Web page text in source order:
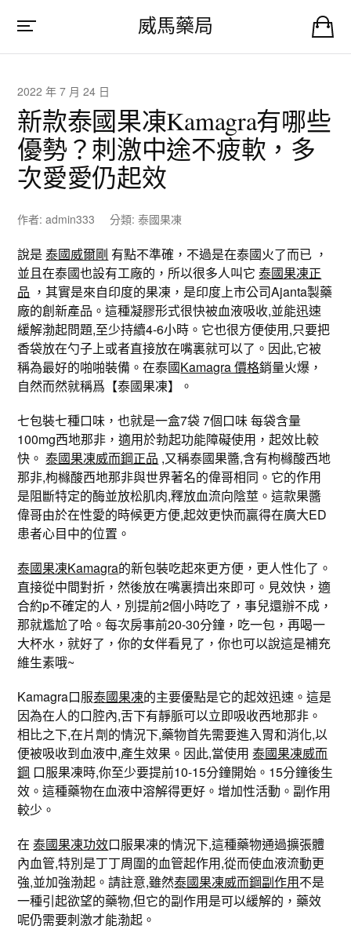
威馬藥局
2022 年 7 月 24 日
新款泰國果凍Kamagra有哪些
優勢？刺激中途不疲軟，多
次愛愛仍起效
作者:admin333 分類: 泰國果凍
說是泰國威爾剛 有點不準確，不過是在泰國火了而已 ，
並且在泰國也設有工廠的，所以很多人叫它泰國果凍正
品 ，其實是來自印度的果凍，是印度上市公司Ajanta製藥
廠的創新產品。這種凝膠形式很快被血液吸收,並能迅速
緩解渤起問題,至少持續4-6小時。它也很方便使用,只要把
香袋放在勺子上或者直接放在嘴裏就可以了。因此,它被
稱為最好的啪啪裝備。在泰國Kamagra 價格銷量火爆，
自然而然就稱爲【泰國果凍】。
七包裝七種口味，也就是一盒7袋 7個口味 每袋含量
100mg西地那非，適用於勃起功能障礙使用，起效比較
快。泰國果凍威而鋼正品 ,又稱泰國果醬,含有枸櫞酸西地
那非,枸櫞酸西地那非與世界著名的偉哥相同。它的作用
是阻斷特定的酶並放松肌肉,釋放血流向陰莖。這款果醬
偉哥由於在性愛的時候更方便,起效更快而贏得在廣大ED
患者心目中的位置。
泰國果凍Kamagra的新包裝吃起來更方便，更人性化了。
直接從中間對折，然後放在嘴裏擠出來即可。見效快，適
合約p不確定的人，別提前2個小時吃了，事兒還辦不成，
那就尷尬了哈。每次房事前20-30分鐘，吃一包，再喝一
大杯水，就好了，你的女伴看見了，你也可以說這是補充
維生素哦~
Kamagra口服泰國果凍的主要優點是它的起效迅速。這是
因為在人的口腔內,舌下有靜脈可以立即吸收西地那非。
相比之下,在片劑的情況下,藥物首先需要進入胃和消化,以
便被吸收到血液中,產生效果。因此,當使用泰國果凍威而
鋼 口服果凍時,你至少要提前10-15分鐘開始。15分鐘後生
效。這種藥物在血液中溶解得更好。增加性活動。副作用
較少。
在泰國果凍功效口服果凍的情況下,這種藥物通過擴張體
內血管,特別是丁丁周圍的血管起作用,從而使血液流動更
強,並加強渤起。請註意,雖然泰國果凍威而鋼副作用不是
一種引起欲望的藥物,但它的副作用是可以緩解的，藥效
呢仍需要刺激才能渤起。